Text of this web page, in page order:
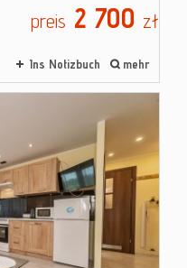
preis 2 700 zł
Ins Notizbuch mehr